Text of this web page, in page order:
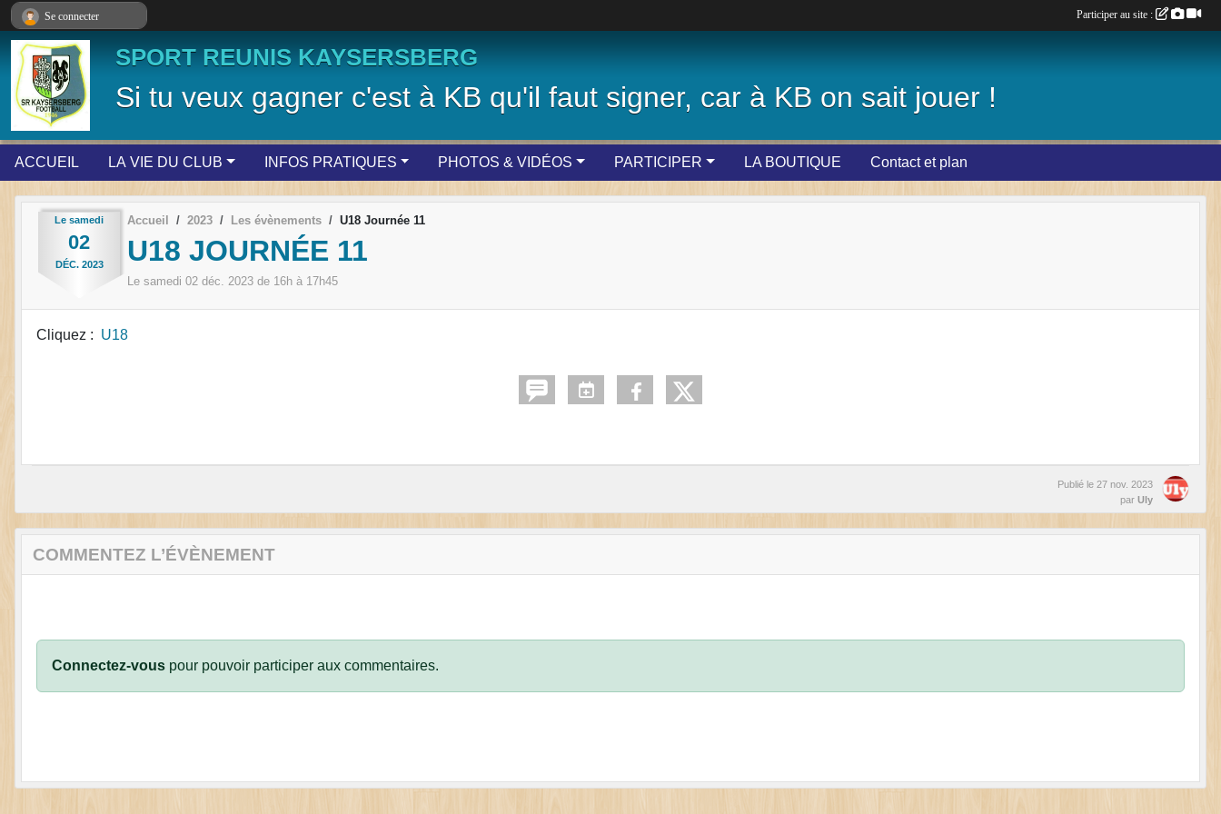
SPORT REUNIS KAYSERSBERG
Si tu veux gagner c'est à KB qu'il faut signer, car à KB on sait jouer !
ACCUEIL LA VIE DU CLUB INFOS PRATIQUES PHOTOS & VIDÉOS PARTICIPER LA BOUTIQUE Contact et plan
Le samedi
02
DÉC. 2023
Accueil 2023 Les évènements U18 Journée 11
U18 JOURNÉE 11
Le samedi 02 déc. 2023 de 16h à 17h45
Cliquez : U18
Publié le 27 nov. 2023
par Uly
COMMENTEZ L’ÉVÈNEMENT
Connectez-vous pour pouvoir participer aux commentaires.
Se connecter Participer au site :
Panneau de gestion des cookies